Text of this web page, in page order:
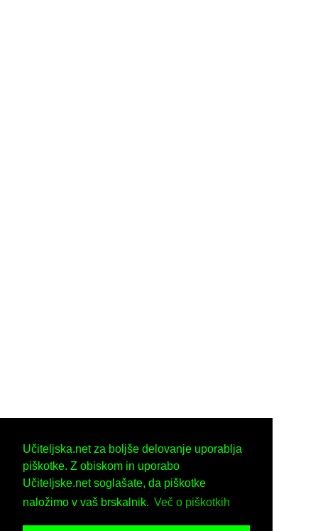
Učiteljska.net za boljše delovanje uporablja
piškotke. Z obiskom in uporabo
Učiteljske.net soglašate, da piškotke
naložimo v vaš brskalnik. Več o piškotkih